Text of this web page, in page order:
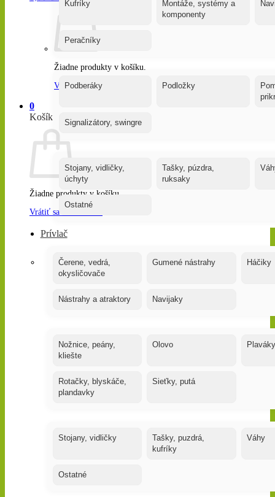
Žiadne produkty v košíku.
Vrátiť sa do obchodu
0
Košík
Žiadne produkty v košíku.
Vrátiť sa do obchodu
Kufríky
Montáže, systémy a
komponenty
Peračníky
Podberáky Podložky
Signalizátory, swingre
Stojany, vidličky,
úchyty
Tašky, púzdra,
ruksaky
Ostatné
Prívlač
Čerene, vedrá,
okysličovače
Gumené nástrahy Háčiky
Nástrahy a atraktory Navijaky
Nožnice, peány,
kliešte
Olovo Plaváky
Rotačky, blyskáče,
plandavky
Sieťky, putá
Stojany, vidličky
Tašky, puzdrá,
kufríky
Váhy
Ostatné